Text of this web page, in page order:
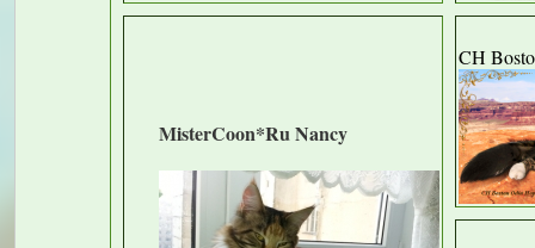
MisterCoon*Ru Nancy
CH